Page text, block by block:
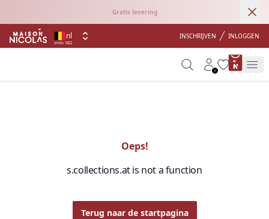
Gratis levering
sinds 1822
nl INSCHRIJVEN INLOGGEN
SearchAccount
Wishlist
Oeps!
s.collections.at is not a function
Terug naar de startpagina